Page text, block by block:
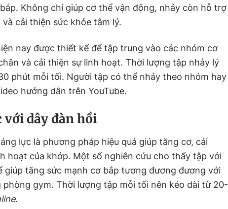
Không chỉ giúp cơ thể vận động, nhảy còn hỗ trợ
cải thiện sức khỏe tâm lý.
nay được thiết kế để tập trung vào các nhóm cơ
và cải thiện sự linh hoạt. Thời lượng tập nhảy lý
phút mỗi tối. Người tập có thể nhảy theo nhóm hay
hướng dẫn trên YouTube.
dây đàn hồi
lực là phương pháp hiệu quả giúp tăng cơ, cải
hoạt của khớp. Một số nghiên cứu cho thấy tập với
giúp tăng sức mạnh cơ bắp tương đương đương với
gym. Thời lượng tập mỗi tối nên kéo dài từ 20-
.